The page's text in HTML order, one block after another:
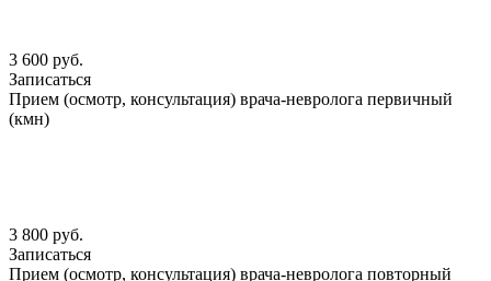
3 600 руб.
Записаться
Прием (осмотр, консультация) врача-невролога первичный
(кмн)
3 800 руб.
Записаться
Прием (осмотр, консультация) врача-невролога повторный